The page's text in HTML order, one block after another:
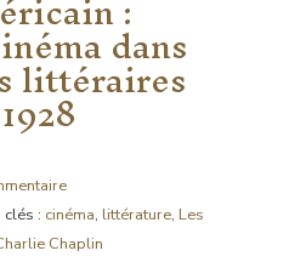
dans
littéraires
: cinéma, littérature, Les
Chaplin